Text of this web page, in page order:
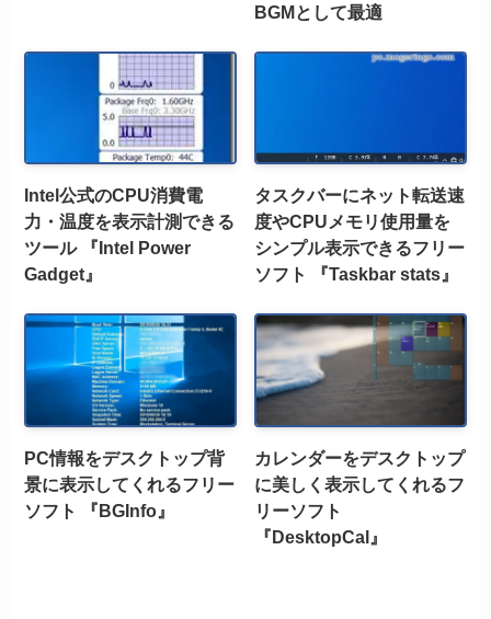
BGMとして最適
Intel公式のCPU消費電
力・温度を表示計測できる
ツール 『Intel Power
Gadget』
タスクバーにネット転送速
度やCPUメモリ使用量を
シンプル表示できるフリー
ソフト 『Taskbar stats』
PC情報をデスクトップ背
景に表示してくれるフリー
ソフト 『BGInfo』
カレンダーをデスクトップ
に美しく表示してくれるフ
リーソフト
『DesktopCal』